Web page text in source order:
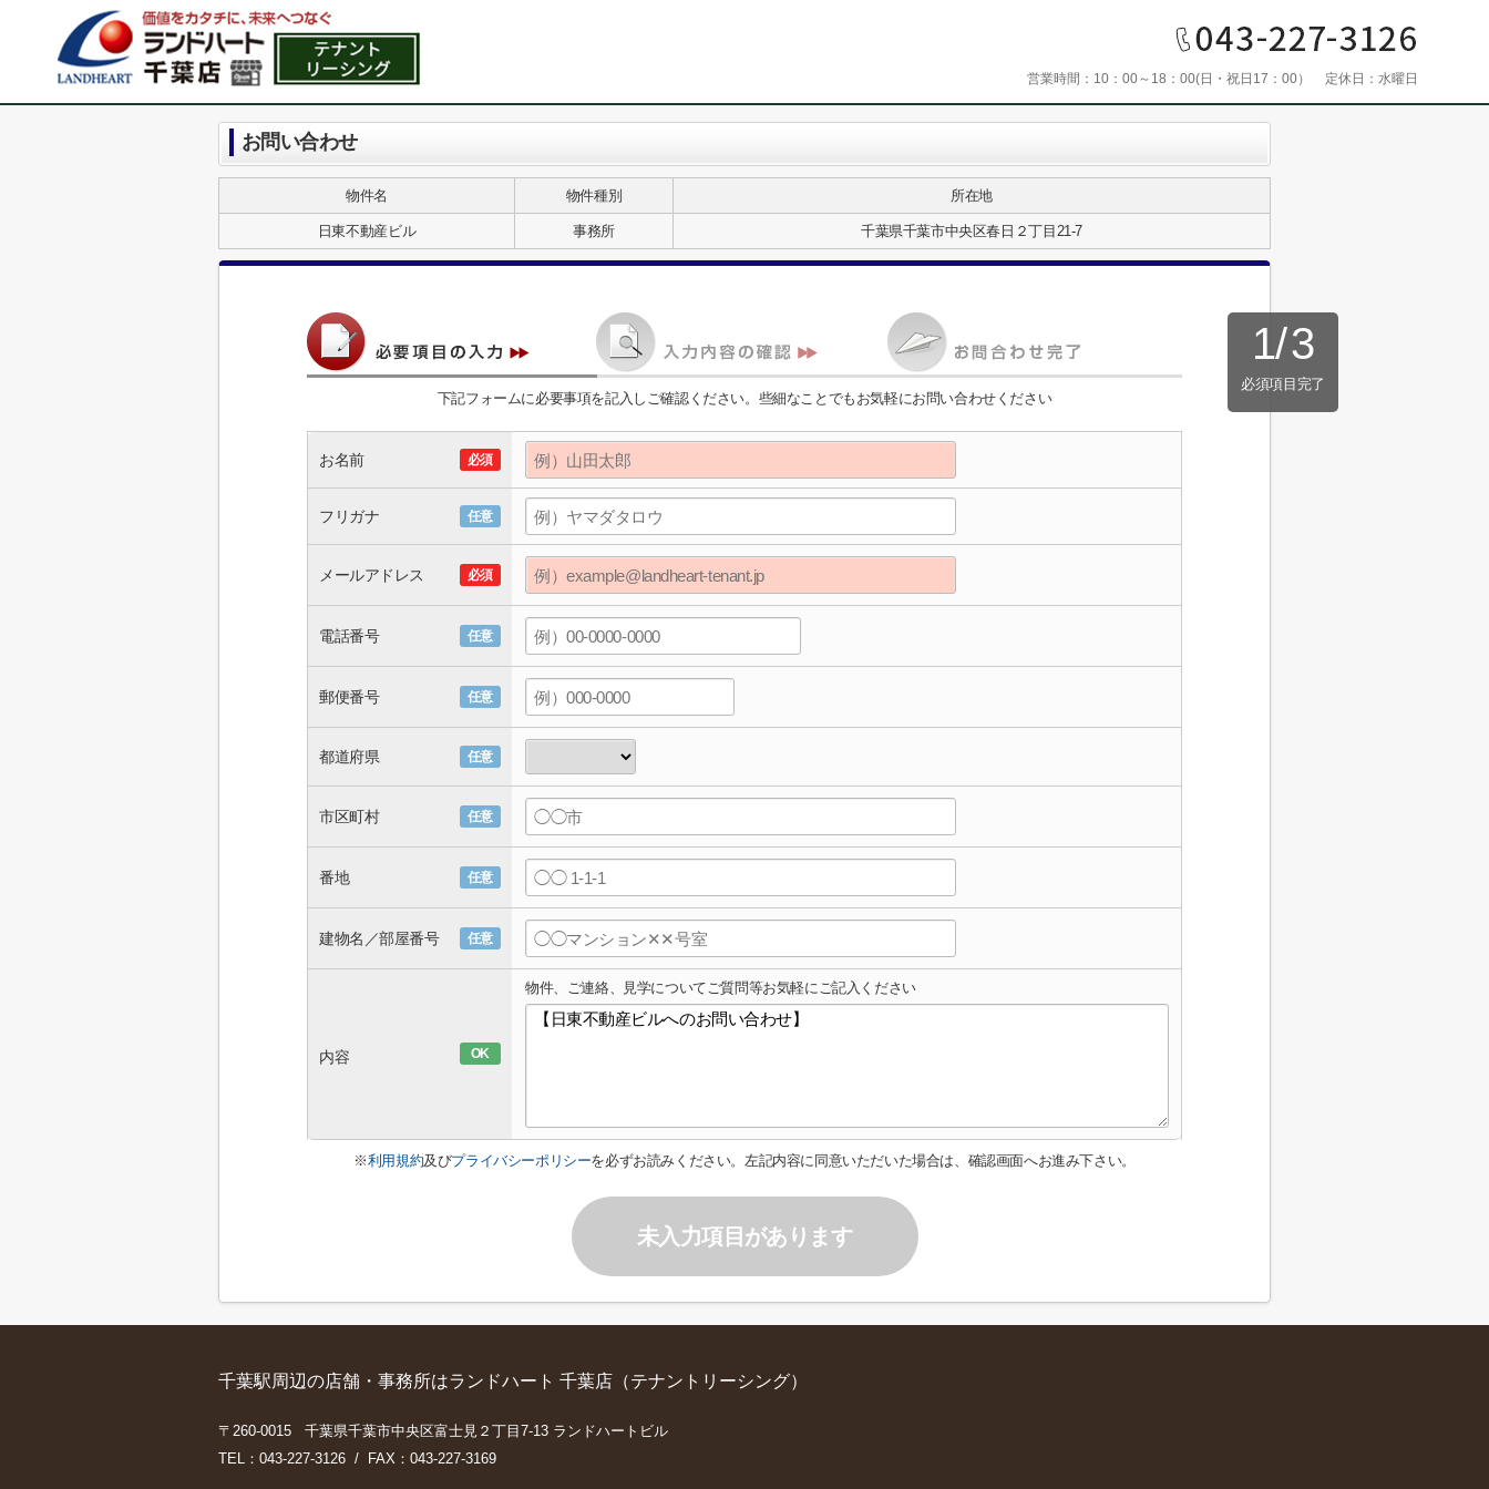
営業時間： 10：00～18：00(日・祝日17：00） 定休日： 水曜日
お問い合わせ
物件名 物件種別 所在地
日東不動産ビル 事務所 千葉県千葉市中央区春日２丁目21-7
1/3
必須項目完了
下記フォームに必要事項を記入しご確認ください。些細なことでもお気軽にお問い合わせください
お名前 必須
フリガナ 任意
メールアドレス 必須
電話番号 任意
郵便番号 任意
都道府県 任意
市区町村 任意
番地 任意
建物名／部屋番号 任意
内容 OK
物件、ご連絡、見学についてご質問等お気軽にご記入ください
※利用規約及びプライバシーポリシーを必ずお読みください。左記内容に同意いただいた場合は、確認画面へお進み下さい。
未入力項目があります
千葉駅周辺の店舗・事務所はランドハート 千葉店（テナントリーシング）
〒260-0015 千葉県千葉市中央区富士見２丁目7-13 ランドハートビル
TEL：043-227-3126 / FAX：043-227-3169